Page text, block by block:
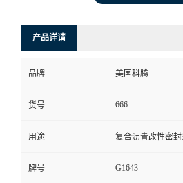
产品详请
品牌 美国科腾
货号 666
用途 复合沥青改性密封
牌号 G1643